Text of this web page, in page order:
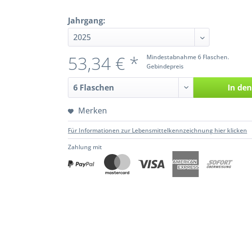
Jahrgang:
Mindestabnahme 6 Flaschen.
Gebindepreis
53,34 € *
In den
Merken
Für Informationen zur Lebensmittelkennzeichnung hier klicken
Zahlung mit